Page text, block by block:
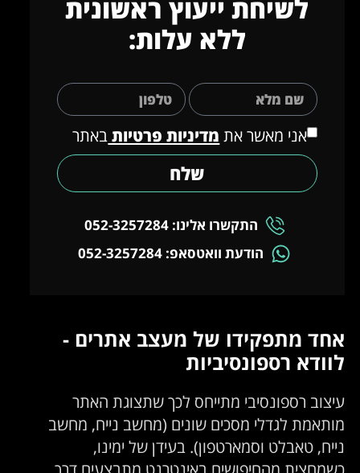
לשיחת ייעוץ ראשונית
ללא עלות:
אני מאשר את מדיניות פרטיותבאתר
שלח
התקשרו אלינו: 052-3257284
הודעת וואטסאפ: 052-3257284
אחד מתפקידו של מעצב אתרים -
לוודא רספונסיביות
עיצוב רספונסיבי מתייחס לכך שתצוגת האתר
מותאמת לגדלי מסכים שונים (מחשב נייח, מחשב
נייח, טאבלט וסמארטפון). בעידן של ימינו,